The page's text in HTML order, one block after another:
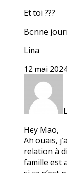
Et toi ???
Bonne
Lina
12 mai
Hey Mao,
Ah ouais,
relation à
famille est